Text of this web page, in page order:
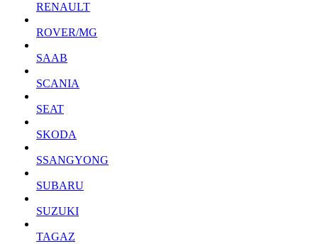
RENAULT
ROVER/MG
SAAB
SCANIA
SEAT
SKODA
SSANGYONG
SUBARU
SUZUKI
TAGAZ